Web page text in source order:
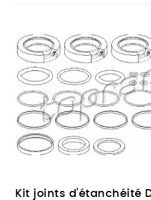
Kit joints d'étanchéité